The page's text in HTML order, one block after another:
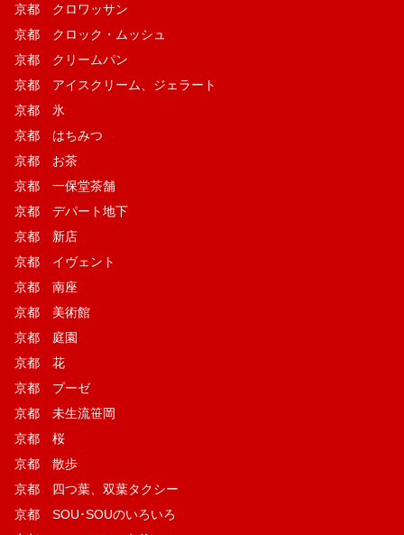
京都 クロワッサン
京都 クロック・ムッシュ
京都 クリームパン
京都 アイスクリーム、ジェラート
京都 氷
京都 はちみつ
京都 お茶
京都 一保堂茶舗
京都 デパート地下
京都 新店
京都 イヴェント
京都 南座
京都 美術館
京都 庭園
京都 花
京都 プーゼ
京都 未生流笹岡
京都 桜
京都 散歩
京都 四つ葉、双葉タクシー
京都 SOU･SOUのいろいろ